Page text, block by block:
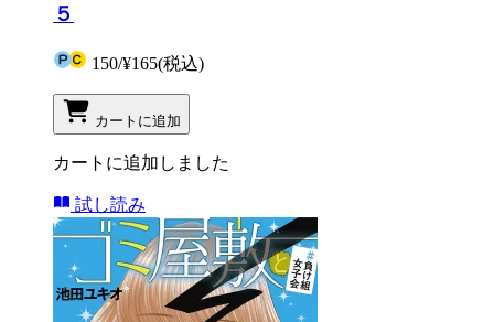
５
150/¥165(税込)
カートに追加
カートに追加しました
試し読み